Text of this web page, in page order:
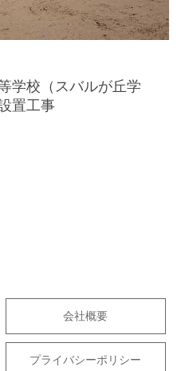
学校（スバルが丘学
置工事
会社概要
プライバシーポリシー